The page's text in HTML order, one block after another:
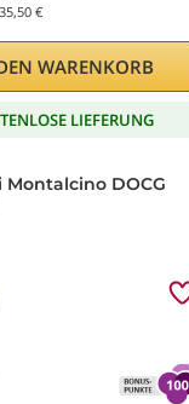
35,50 €
WARENKORB
LIEFERUNG
DOCG